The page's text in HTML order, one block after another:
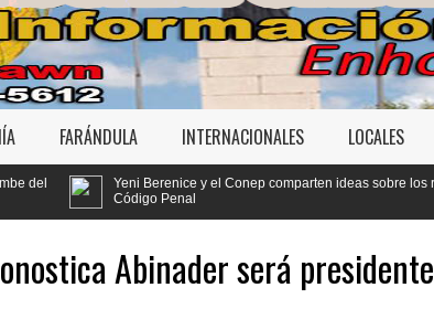
FARÁNDULA INTERNACIONALES LOCALES
y el Conep comparten ideas sobre los retos del nuevo
Abinader será presidente